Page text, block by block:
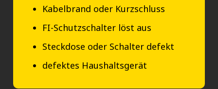
Kabelbrand oder Kurzschluss
FI-Schutzschalter löst aus
Steckdose oder Schalter defekt
defektes Haushaltsgerät